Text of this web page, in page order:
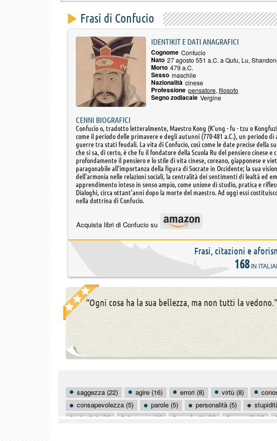
Frasi di Confucio
IDENTIKIT E DATI ANAGRAFICI
Cognome Confucio
Nato 27 agosto 551 a.C. a Qufu, Lu,
Morto 479 a.C.
Sesso maschile
Nazionalità cinese
Professione pensatore, filosofo
Segno zodiacale Vergine
CENNI BIOGRAFICI
Confucio o, tradotto letteralmente, Maestro Kong (K'ung - fu - tzu o
come il periodo delle primavere e degli autunni (770-481 a.C.), un periodo
guerre tra stati feudali. La vita di Confucio, così come le date precise della
che si sa, di certo, è che fu il fondatore della Scuola Ru del pensiero cinese
profondamente il pensiero e lo stile di vita cinese, coreano, giapponese e
paragonabile all'importanza della figura di Socrate in Occidente; la sua
dell'armonia nelle relazioni sociali, la centralità dei sentimenti di lealtà ed
apprendimento inteso in senso ampio, come unione di studio, pratica e
Dialoghi, circa ottant'anni dopo la morte del maestro. Ad oggi essi
nella dottrina di Confucio.
Acquista libri di Confucio su
Frasi, citazioni e
168IN
“Ogni cosa ha la sua bellezza, ma non tutti la vedono.”
saggezza (22) agire (16) errori (8) virtù (8)
consapevolezza (5)
parole (5) personalità (5)
giustizia (4)
impegno (4) modestia (4) povertà (4)